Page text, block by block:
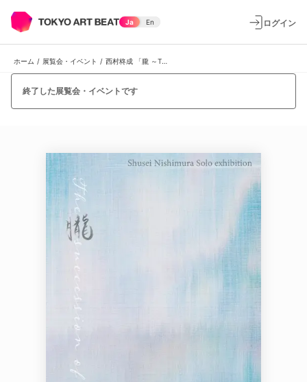
Ja En ログイン
ホーム / 展覧会・イベント /
終了した展覧会・イベントです